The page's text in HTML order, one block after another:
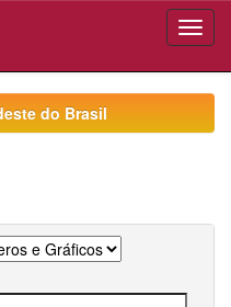
do Brasil